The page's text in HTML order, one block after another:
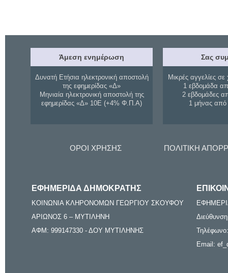
Άμεση ενημέρωση
Δυνατή Ετήσια ηλεκτρονική αποστολή
της εφημερίδας «Δ»
Μηνιαία ηλεκτρονική αποστολή της
εφημερίδας «Δ» 10Ε (+4% Φ.Π.Α)
Σας
Μικρές αγγελίες σε
1 εβδομάδα
2 εβδομάδες
1 μήνας
ΟΡΟΙ ΧΡΗΣΗΣ ΠΟΛΙΤΙΚΗ
ΕΦΗΜΕΡΙΔΑ ΔΗΜΟΚΡΑΤΗΣ
ΚΟΙΝΩΝΙΑ ΚΛΗΡΟΝΟΜΩΝ ΓΕΩΡΓΙΟΥ ΣΚΟΥΦΟΥ
ΑΡΙΩΝΟΣ 6 – ΜΥΤΙΛΗΝΗ
ΑΦΜ: 999147330 - ΔΟΥ ΜΥΤΙΛΗΝΗΣ
Email: